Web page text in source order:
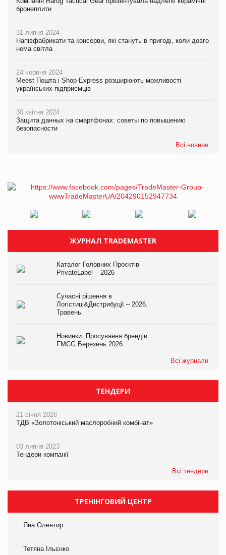
бронеплити
31 липня 2024
Напівфабрикати та консерви, які стануть в пригоді, коли довго
нема світла
24 червня 2024
Meest Пошта і Shop-Express розширюють можливості
українських підприємців
30 квітня 2024
Защита данных на смартфонах: советы по повышению
безопасности
Всі новини
ЖУРНАЛ TRADEMASTER
Каталог Головних Проєктів
PrivateLabel – 2026
Сучасні рішення в
Логістиці&Дистрибуції – 2026.
Травень
Новинки. Просування брендів
FMCG.Березень 2026
Всі журнали
ТЕНДЕРИ
21 січня 2026
ТДВ «Золотоніський маслоробний комбінат»
03 липня 2023
Тендери компанії
Всі тендери
ТРЕНІНГОВИЙ ЦЕНТР
Яна Олентир
Тетяна Ільєнко